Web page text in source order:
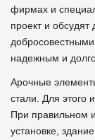
фирмах и
проект и обсудят
надежным и
Арочные
стали. Для этого
При правильном
установке,